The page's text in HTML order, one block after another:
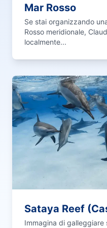
Mar Rosso
Se stai organizzando
Rosso meridionale,
localmente...
Sataya Reef
Immagina di